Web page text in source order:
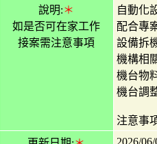
說明:＊
如是否可在家工作
接案需注意事項
自動化
配合專
設備拆
機構相
機台物
機台調
注意事
2026/